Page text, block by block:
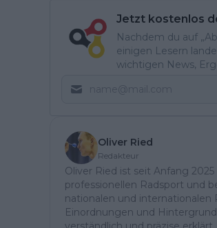
Jetzt kostenlos
Nachdem du auf
einigen Lesern
wichtigen News,
Oliver Ried
Redakteur
Oliver Ried ist seit Anfang
professionellen Radsport und
nationalen und internationalen
Einordnungen und